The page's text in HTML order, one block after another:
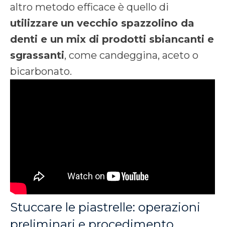
altro metodo efficace è quello di
utilizzare un vecchio spazzolino da
denti e un mix di prodotti sbiancanti e
sgrassanti, come candeggina, aceto o
bicarbonato.
Stuccare le piastrelle: operazioni
preliminari e procedimento